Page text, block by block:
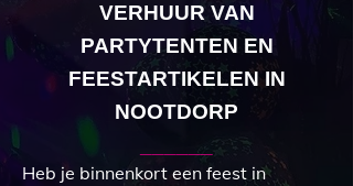
VERHUUR VAN
PARTYTENTEN EN
FEESTARTIKELEN IN
NOOTDORP
Heb je binnenkort een feest in